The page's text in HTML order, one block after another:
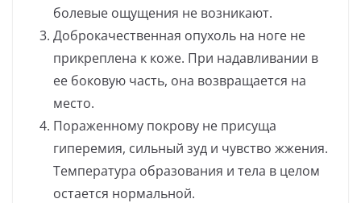
болевые ощущения не возникают.
Доброкачественная опухоль на ноге не
прикреплена к коже. При надавливании в
ее боковую часть, она возвращается на
место.
Пораженному покрову не присуща
гиперемия, сильный зуд и чувство жжения.
Температура образования и тела в целом
остается нормальной.